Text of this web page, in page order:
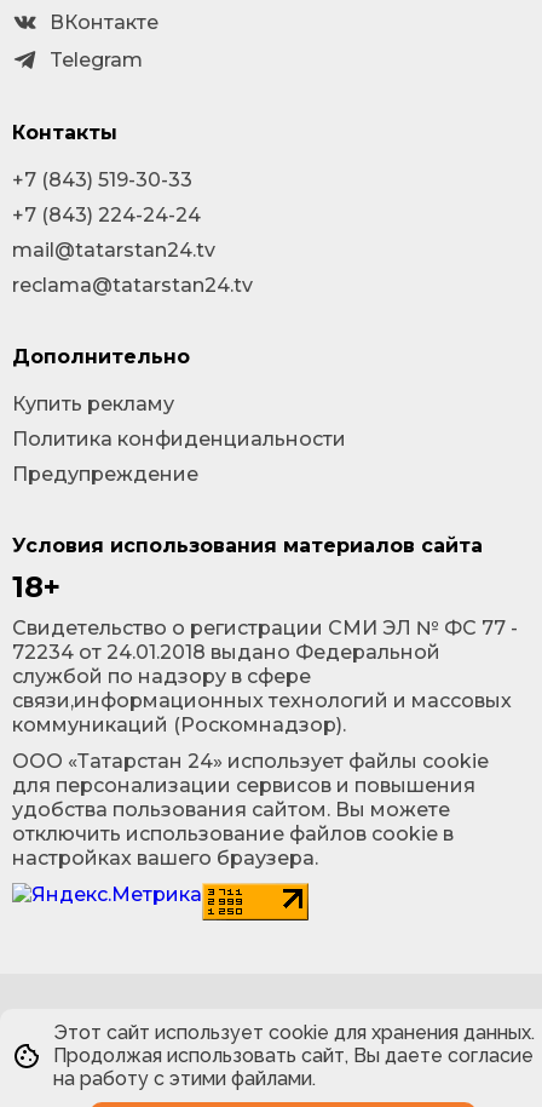
Условия использования материалов сайта
18+
Cвидетельство о регистрации СМИ ЭЛ № ФС 77 -
72234 от 24.01.2018 выдано Федеральной
службой по надзору в сфере
связи,информационных технологий и массовых
коммуникаций (Роскомнадзор).
ООО «Татарстан 24» использует файлы cookie
для персонализации сервисов и повышения
удобства пользования сайтом. Вы можете
отключить использование файлов cookie в
настройках вашего браузера.
ВКонтакте
Telegram
Контакты
+7 (843) 519-30-33
+7 (843) 224-24-24
mail@tatarstan24.tv
reclama@tatarstan24.tv
Дополнительно
Купить рекламу
Политика конфиденциальности
Предупреждение
Этот сайт использует cookie для хранения данных.
Продолжая использовать сайт, Вы даете согласие
на работу с этими файлами.